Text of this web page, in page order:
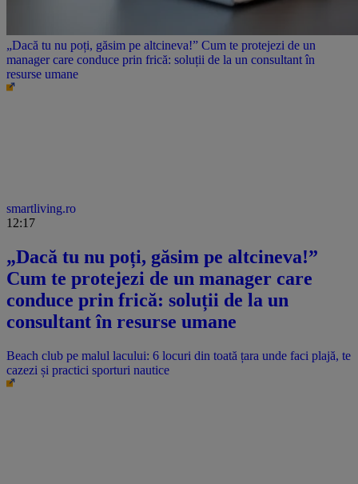
„Dacă tu nu poți, găsim pe altcineva!” Cum te protejezi de un
manager care conduce prin frică: soluții de la un consultant în
resurse umane
smartliving.ro
12:17
„Dacă tu nu poți, găsim pe altcineva!”
Cum te protejezi de un manager care
conduce prin frică: soluții de la un
consultant în resurse umane
Beach club pe malul lacului: 6 locuri din toată țara unde faci plajă, te
cazezi și practici sporturi nautice